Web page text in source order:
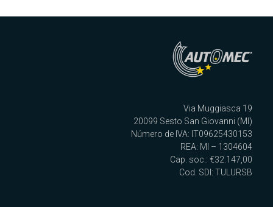
Via Muggiasca 19
20099 Sesto San Giovanni (MI)
Número de IVA: IT09625430153
REA: MI – 1304604
Cap. soc.: €32.147,00
Cod. SDI: TULURSB